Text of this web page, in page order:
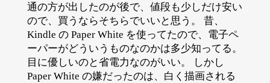
通の方が出したのが後で、値段も少しだけ安い
ので、買うならそちらでいいと思う。 昔、
Kindle の Paper White を使ってたので、電子ペ
ーパーがどういうものなのかは多少知ってる。
目に優しいのと省電力なのがいい。 しかし
Paper White の嫌だったのは、白く描画される